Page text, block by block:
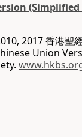
2017 香港聖
Union